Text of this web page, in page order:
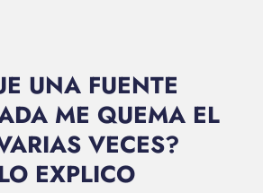
UNA FUENTE
ME QUEMA EL
VECES?
EXPLICO